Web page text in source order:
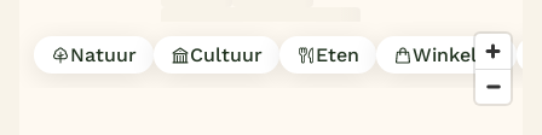
Natuur Cultuur Eten Winkelen